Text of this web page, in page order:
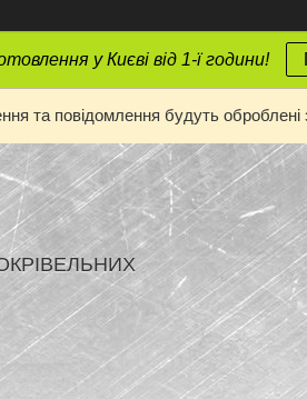
у Києві від 1-ї години!
та повідомлення будуть